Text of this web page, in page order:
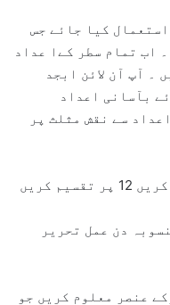
استعمال کیا جائے جس
اب تمام سطر کےا عداد
۔ آپ آن لائن ابجد
بآسانی اعداد
سے نقش مثلث پر
نام مع نام والدہ کے اعداد حاصل کریں 12 پر تقسیم کریں
دن عمل تحریر
عنصر معلوم کریں جو